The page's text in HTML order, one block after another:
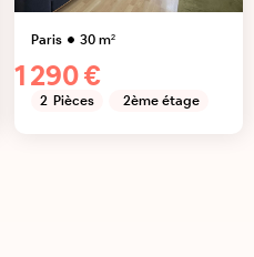
Paris 30m²
1 290 €
2 Pièces 2ème étage